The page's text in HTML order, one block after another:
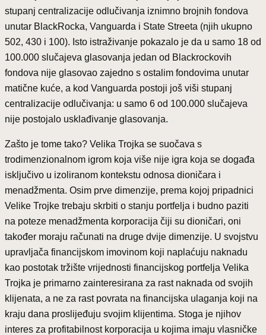
stupanj centralizacije odlučivanja iznimno brojnih fondova
unutar BlackRocka, Vanguarda i State Streeta (njih ukupno
502, 430 i 100). Isto istraživanje pokazalo je da u samo 18 od
100.000 slučajeva glasovanja jedan od Blackrockovih
fondova nije glasovao zajedno s ostalim fondovima unutar
matične kuće, a kod Vanguarda postoji još viši stupanj
centralizacije odlučivanja: u samo 6 od 100.000 slučajeva
nije postojalo usklađivanje glasovanja.
Zašto je tome tako? Velika Trojka se suočava s
trodimenzionalnom igrom koja više nije igra koja se događa
isključivo u izoliranom kontekstu odnosa dioničara i
menadžmenta. Osim prve dimenzije, prema kojoj pripadnici
Velike Trojke trebaju skrbiti o stanju portfelja i budno paziti
na poteze menadžmenta korporacija čiji su dioničari, oni
također moraju računati na druge dvije dimenzije. U svojstvu
upravljača financijskom imovinom koji naplaćuju naknadu
kao postotak tržište vrijednosti financijskog portfelja Velika
Trojka je primarno zainteresirana za rast naknada od svojih
klijenata, a ne za rast povrata na financijska ulaganja koji na
kraju dana proslijeđuju svojim klijentima. Stoga je njihov
interes za profitabilnost korporacija u kojima imaju vlasničke